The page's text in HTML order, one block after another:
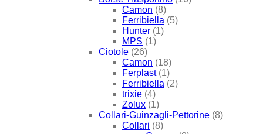
Camon (8)
Ferribiella (5)
Hunter (1)
MPS (1)
Ciotole (26)
Camon (18)
Ferplast (1)
Ferribiella (2)
trixie (4)
Zolux (1)
Collari-Guinzagli-Pettorine (8)
Collari (8)